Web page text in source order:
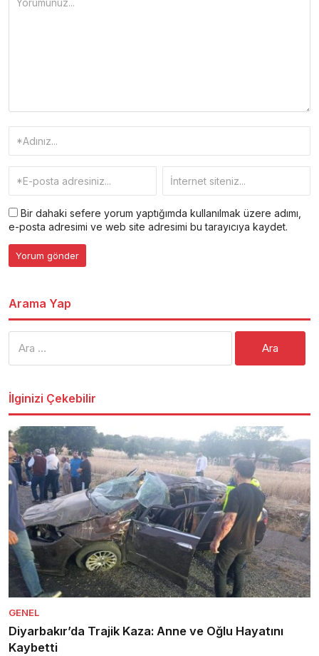
Bir dahaki sefere yorum yaptığımda kullanılmak üzere adımı,
e-posta adresimi ve web site adresimi bu tarayıcıya kaydet.
Arama Yap
İlginizi Çekebilir
GENEL
Diyarbakır’da Trajik Kaza: Anne ve Oğlu Hayatını
Kaybetti